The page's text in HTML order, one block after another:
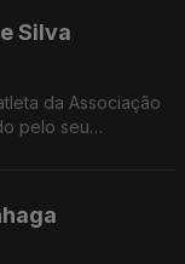
Silva
da Associação
pelo seu